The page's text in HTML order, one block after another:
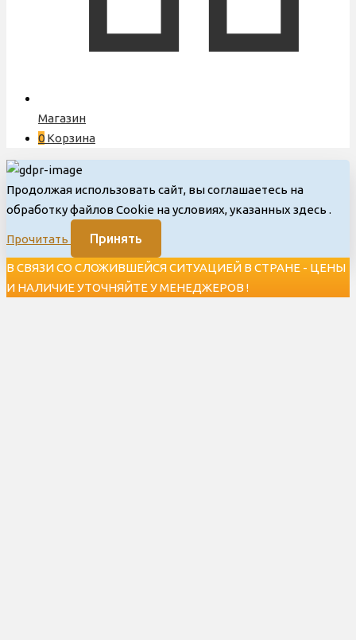
Магазин
0 Корзина
Продолжая использовать сайт, вы соглашаетесь на
обработку файлов Cookie на условиях, указанных здесь .
Прочитать Принять
В СВЯЗИ СО СЛОЖИВШЕЙСЯ СИТУАЦИЕЙ В СТРАНЕ - ЦЕНЫ
И НАЛИЧИЕ УТОЧНЯЙТЕ У МЕНЕДЖЕРОВ !